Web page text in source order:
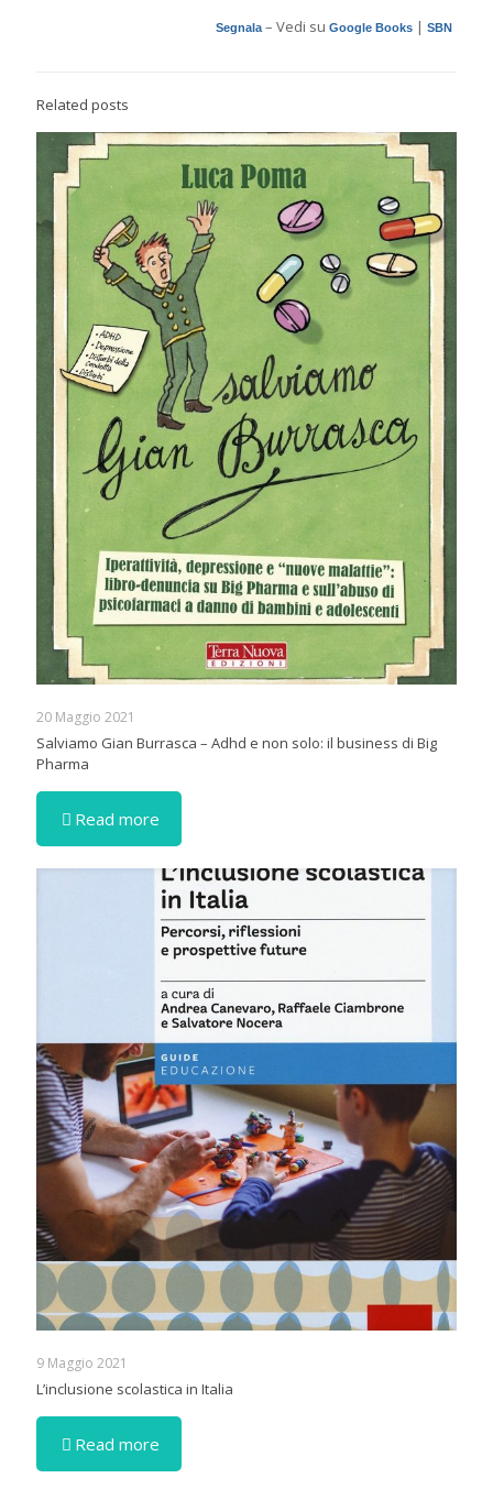
Segnala– Vedi suGoogle Books |SBN
Related posts
20 Maggio 2021
Salviamo Gian Burrasca – Adhd e non solo: il business di Big
Pharma
Read more
9 Maggio 2021
L’inclusione scolastica in Italia
Read more